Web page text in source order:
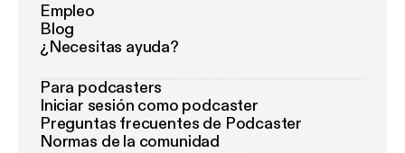
Empleo
Blog
¿Necesitas ayuda?
Para podcasters
Iniciar sesión como podcaster
Preguntas frecuentes de Podcaster
Normas de la comunidad